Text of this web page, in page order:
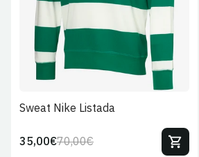
Sweat Nike Listada
Preço
70,00€Preço
35,00€